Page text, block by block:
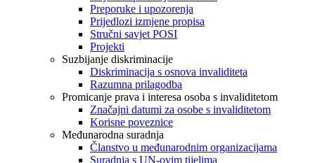
Preporuke i upozorenja
Prijedlozi izmjene propisa
Stručni savjet POSI
Projekti
Suzbijanje diskriminacije
Diskriminacija s osnova invaliditeta
Razumna prilagodba
Promicanje prava i interesa osoba s invaliditetom
Značajni datumi za osobe s invaliditetom
Korisne poveznice
Međunarodna suradnja
Članstvo u međunarodnim organizacijama
Suradnja s UN-ovim tijelima